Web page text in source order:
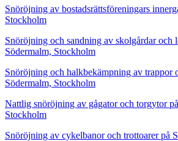
Snöröjning av bostadsrättsföreningars
Stockholm
Snöröjning och sandning av skolgårdar och
Södermalm, Stockholm
Snöröjning och halkbekämpning av trappor
Södermalm, Stockholm
Nattlig snöröjning av gågator och torgytor
Stockholm
Snöröjning av cykelbanor och trottoarer på